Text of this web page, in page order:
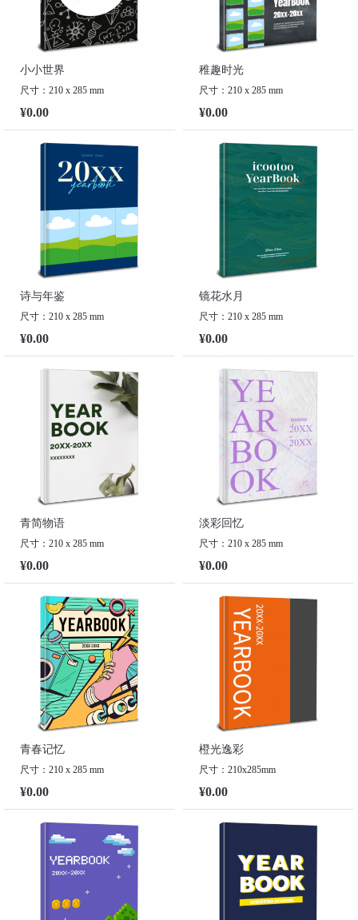
小小世界
尺寸：210 x 285 mm
¥0.00
稚趣时光
尺寸：210 x 285 mm
¥0.00
诗与年鉴
尺寸：210 x 285 mm
¥0.00
镜花水月
尺寸：210 x 285 mm
¥0.00
青简物语
尺寸：210 x 285 mm
¥0.00
淡彩回忆
尺寸：210 x 285 mm
¥0.00
青春记忆
尺寸：210 x 285 mm
¥0.00
橙光逸彩
尺寸：210x285mm
¥0.00